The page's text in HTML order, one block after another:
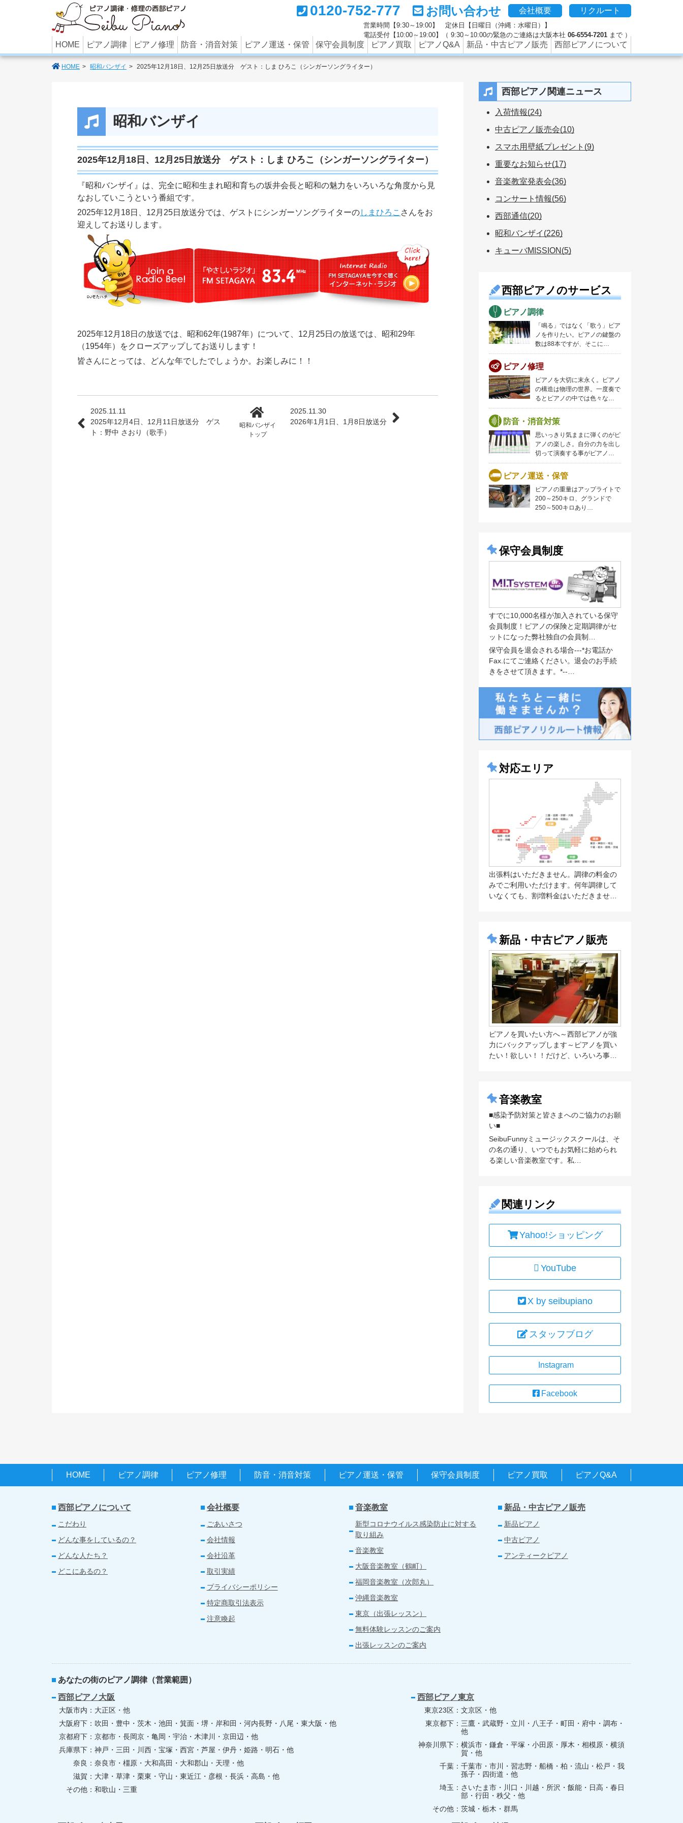
あなたのパートナーの西部ピアノでは調律のみならず、中古ピアノの買取、修理やクリーニング、防音などのピアノに関するさまざま
0120-752-777 お問い合わせ 会社概要 リクルート
営業時間【9:30～19:00】 定休日【日曜日（沖縄：水曜日）】
電話受付【10:00～19:00】（ 9:30～10:00の緊急のご連絡は大阪本社 06-6554-7201 まで ）
HOME ピアノ調律 ピアノ修理 防音・消音対策 ピアノ運送・保管 保守会員制度 ピアノ買取 ピアノQ&A 新品・中古ピアノ販売 西部ピアノについて
HOME 昭和バンザイ 2025年12月18日、12月25日放送分 ゲスト：しま ひろこ（シンガーソングライター）
昭和バンザイ
2025年12月18日、12月25日放送分 ゲスト：しま ひろこ（シンガーソングライター）
『昭和バンザイ』は、完全に昭和生まれ昭和育ちの坂井会長と昭和の魅力をいろいろな角度から見
なおしていこうという番組です。
2025年12月18日、12月25日放送分では、ゲストにシンガーソングライターのしまひろこ さんをお
迎えしてお送りします。
2025年12月18日の放送では、昭和62年(1987年）について、12月25日の放送では、昭和29年
（1954年）をクローズアップしてお送りします！
皆さんにとっては、どんな年でしたでしょうか。お楽しみに！！
2025.11.11
2025年12月4日、12月11日放送分 ゲス
ト：野中 さおり（歌手）
昭和バンザイ
トップ
2025.11.30
2026年1月1日、1月8日放送分
西部ピアノ関連ニュース
入荷情報(24)
中古ピアノ販売会(10)
スマホ用壁紙プレゼント(9)
重要なお知らせ(17)
音楽教室発表会(36)
コンサート情報(56)
西部通信(20)
昭和バンザイ(226)
キューバMISSION(5)
西部ピアノのサービス
ピアノ調律
「鳴る」ではなく「歌う」ピア
ノを作りたい。ピアノの鍵盤の
数は88本ですが、そこに…
ピアノ修理
ピアノを大切に末永く。ピアノ
の構造は物理の世界。一度奏で
るとピアノの中では色々な…
防音・消音対策
思いっきり気ままに弾くのがピ
アノの楽しさ。自分の力を出し
切って演奏する事がピアノ…
ピアノ運送・保管
ピアノの重量はアップライトで
200～250キロ、グランドで
250～500キロあり…
保守会員制度
すでに10,000名様が加入されている保守
会員制度！ピアノの保険と定期調律がセ
ットになった弊社独自の会員制…
保守会員を退会される場合---*お電話か
Fax.にてご連絡ください。退会のお手続
きをさせて頂きます。*--…
対応エリア
出張料はいただきません。調律の料金の
みでご利用いただけます。何年調律して
いなくても、割増料金はいただきませ…
新品・中古ピアノ販売
ピアノを買いたい方へ～西部ピアノが強
力にバックアップします～ピアノを買い
たい！欲しい！！だけど、いろいろ事…
音楽教室
■感染予防対策と皆さまへのご協力のお願
い■
SeibuFunnyミュージックスクールは、そ
の名の通り、いつでもお気軽に始められ
る楽しい音楽教室です。私…
関連リンク
Yahoo!ショッピング
YouTube
X by seibupiano
スタッフブログ
Instagram
Facebook
HOME ピアノ調律 ピアノ修理 防音・消音対策 ピアノ運送・保管 保守会員制度 ピアノ買取 ピアノQ&A
西部ピアノについて
こだわり
どんな事をしているの？
どんな人たち？
どこにあるの？
会社概要
ごあいさつ
会社情報
会社沿革
取引実績
プライバシーポリシー
特定商取引法表示
注意喚起
音楽教室
新型コロナウイルス感染防止に対する
取り組み
音楽教室
大阪音楽教室（鶴町）
福岡音楽教室（次郎丸）
沖縄音楽教室
東京（出張レッスン）
無料体験レッスンのご案内
出張レッスンのご案内
新品・中古ピアノ販売
新品ピアノ
中古ピアノ
アンティークピアノ
あなたの街のピアノ調律（営業範囲）
西部ピアノ大阪
大阪市内
大正区・他
大阪府下
吹田・豊中・茨木・池田・箕面・堺・岸和田・河内長野・八尾・東大阪・他
京都府下
京都市・長岡京・亀岡・宇治・木津川・京田辺・他
兵庫県下
神戸・三田・川西・宝塚・西宮・芦屋・伊丹・姫路・明石・他
奈良
奈良市・橿原・大和高田・大和郡山・天理・他
滋賀
大津・草津・栗東・守山・東近江・彦根・長浜・高島・他
その他
和歌山・三重
西部ピアノ東京
東京23区
文京区・他
東京都下
三鷹・武蔵野・立川・八王子・町田・府中・調布・
他
神奈川県下
横浜市・鎌倉・平塚・小田原・厚木・相模原・横須
賀・他
千葉
千葉市・市川・習志野・船橋・柏・流山・松戸・我
孫子・四街道・他
埼玉
さいたま市・川口・川越・所沢・飯能・日高・春日
部・行田・秩父・他
その他
茨城・栃木・群馬